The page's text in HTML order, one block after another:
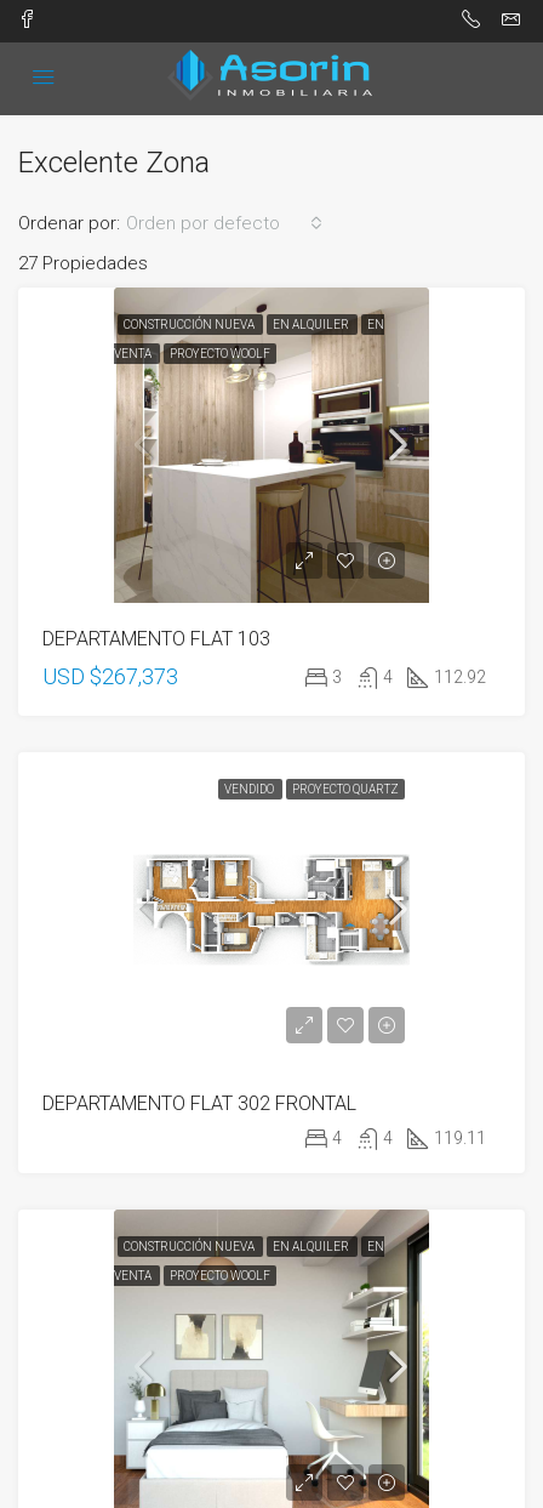
Excelente Zona
27 Propiedades
Ordenar por: Orden por defecto
CONSTRUCCIÓN NUEVA EN ALQUILER EN
VENTA PROYECTO WOOLF
DEPARTAMENTO FLAT 103
USD $267,373 3 4 112.92
VENDIDO PROYECTO QUARTZ
DEPARTAMENTO FLAT 302 FRONTAL
4 4 119.11
CONSTRUCCIÓN NUEVA EN ALQUILER EN
VENTA PROYECTO WOOLF